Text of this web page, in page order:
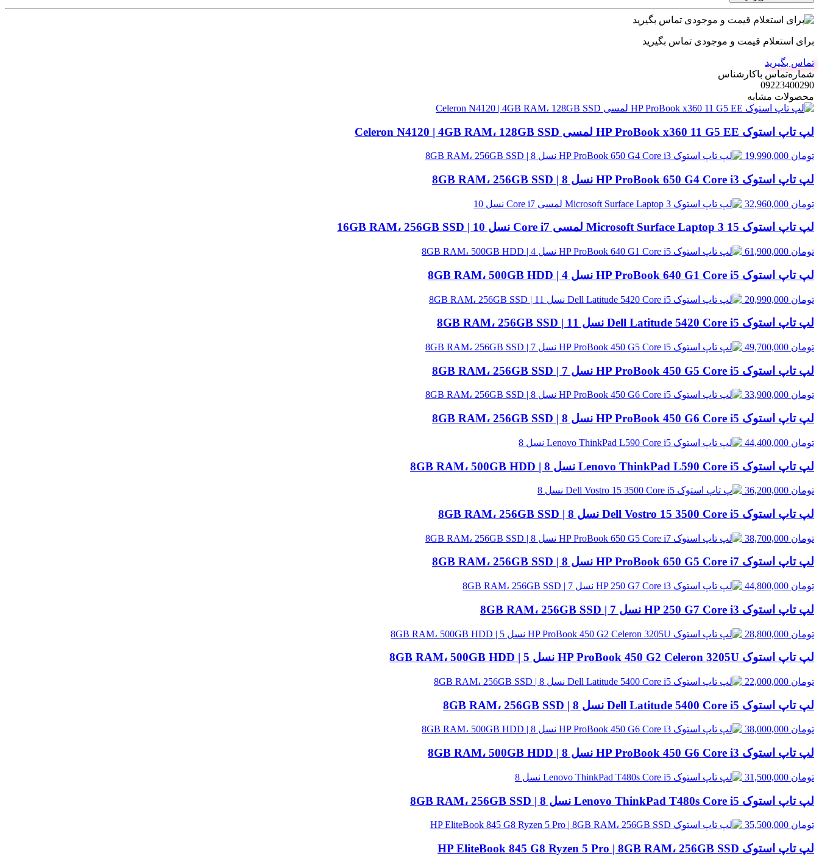
برای استعلام قیمت و موجودی تماس بگیرید
تماس بگیرید
شماره‌تماس‌ با‌کارشناس
09223400290
محصولات مشابه
لپ تاپ استوک HP ProBook x360 11 G5 EE لمسی Celeron N4120 | 4GB RAM، 128GB SSD
تومان
لپ تاپ استوک HP ProBook 650 G4 Core i3 نسل 8 | 8GB RAM، 256GB SSD
تومان
لپ تاپ استوک Microsoft Surface Laptop 3 15 لمسی Core i7 نسل 10 | 16GB RAM، 256GB SSD
تومان
لپ تاپ استوک HP ProBook 640 G1 Core i5 نسل 4 | 8GB RAM، 500GB HDD
تومان
لپ تاپ استوک Dell Latitude 5420 Core i5 نسل 11 | 8GB RAM، 256GB SSD
تومان
لپ تاپ استوک HP ProBook 450 G5 Core i5 نسل 7 | 8GB RAM، 256GB SSD
تومان
لپ تاپ استوک HP ProBook 450 G6 Core i5 نسل 8 | 8GB RAM، 256GB SSD
تومان
لپ تاپ استوک Lenovo ThinkPad L590 Core i5 نسل 8 | 8GB RAM، 500GB HDD
تومان
لپ تاپ استوک Dell Vostro 15 3500 Core i5 نسل 8 | 8GB RAM، 256GB SSD
تومان
لپ تاپ استوک HP ProBook 650 G5 Core i7 نسل 8 | 8GB RAM، 256GB SSD
تومان
لپ تاپ استوک HP 250 G7 Core i3 نسل 7 | 8GB RAM، 256GB SSD
تومان
لپ تاپ استوک HP ProBook 450 G2 Celeron 3205U نسل 5 | 8GB RAM، 500GB HDD
تومان
لپ تاپ استوک Dell Latitude 5400 Core i5 نسل 8 | 8GB RAM، 256GB SSD
تومان
لپ تاپ استوک HP ProBook 450 G6 Core i3 نسل 8 | 8GB RAM، 500GB HDD
تومان
لپ تاپ استوک Lenovo ThinkPad T480s Core i5 نسل 8 | 8GB RAM، 256GB SSD
تومان
لپ تاپ استوک HP EliteBook 845 G8 Ryzen 5 Pro | 8GB RAM، 256GB SSD